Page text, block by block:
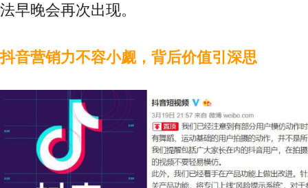
法早晚会再次出现。
抖音营销力不容小觑，背后价值引深思